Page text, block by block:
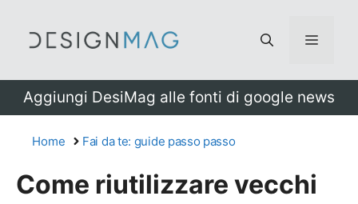
Menu
Aggiungi DesiMag alle fonti di google news
Home Fai da te: guide passo passo
Come riutilizzare vecchi